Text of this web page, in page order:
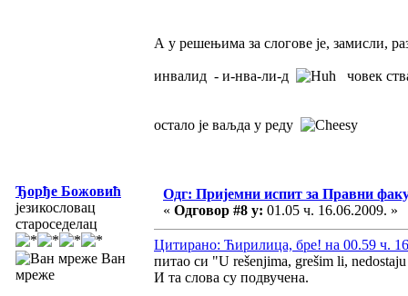
А у решењима за слогове је, замисли,
инвалид - и-нва-ли-д човек
остало је ваљда у реду
Ђорђе Божовић
језикословац
староседелац
Ван
мреже
Одг: Пријемни испит за Правни
« Одговор #8 у: 01.05 ч. 16.06.2009. »
Цитирано: Ћирилица, бре! на 00.59 ч.
питао си "U rešenjima, grešim li,
И та слова су подвучена.